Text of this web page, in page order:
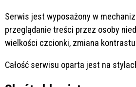
Serwis jest wyposażony w
przeglądanie treści przez osoby
wielkości czcionki, zmiana
Całość serwisu oparta jest na